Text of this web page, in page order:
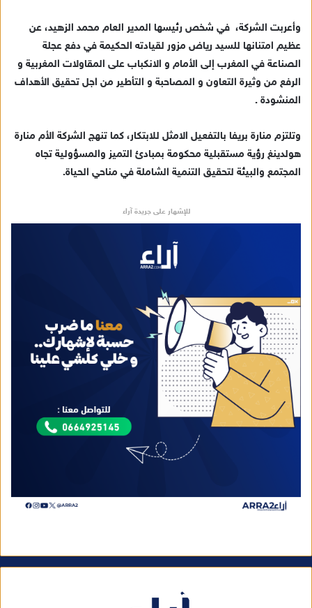
وأعربت الشركة، في شخص رئيسها المدير العام محمد الزهيد، عن
عظيم امتنانها للسيد رياض مزور لقيادته الحكيمة في دفع عجلة
الصناعة في المغرب إلى الأمام و الانكباب على المقاولات المغربية و
الرفع من وثيرة التعاون و المصاحبة و التأطير من اجل تحقيق الأهداف
المنشودة .
وتلتزم منارة بريفا بالتفعيل الامثل للابتكار، كما تنهج الشركة الأم منارة
هولدينغ رؤية مستقبلية محكومة بمبادئ التميز والمسؤولية تجاه
المجتمع والبيئة لتحقيق التنمية الشاملة في مناحي الحياة.
للإشهار على جريدة آراء